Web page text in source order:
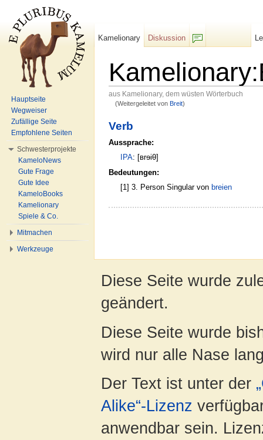
aus Kamelionary, dem wüsten Wörterbuch
(Weitergeleitet von Breit)
Verb
Aussprache:
IPA: [ʙrɘiθ]
Bedeutungen:
[1] 3. Person Singular von breien
Kamelionary
Diskussion
Hauptseite
Wegweiser
Zufällige Seite
Empfohlene Seiten
Schwesterprojekte
KameloNews
Gute Frage
Gute Idee
KameloBooks
Kamelionary
Spiele & Co.
Mitmachen
Werkzeuge
Diese Seite wurde
geändert.
Diese Seite wurde
wird nur alle Nase
Der Text ist unter der
Alike“-Lizenz
anwendbar sein.